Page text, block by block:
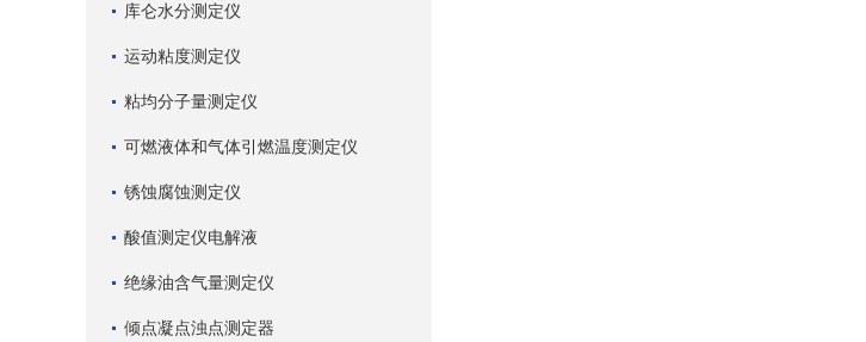
库仑水分测定仪
运动粘度测定仪
粘均分子量测定仪
可燃液体和气体引燃温度测定仪
锈蚀腐蚀测定仪
酸值测定仪电解液
绝缘油含气量测定仪
倾点凝点浊点测定器